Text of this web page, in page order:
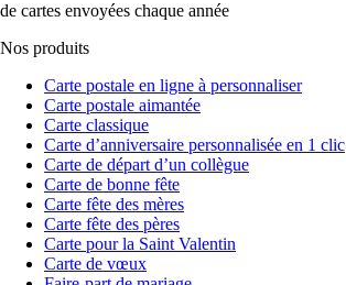
de cartes envoyées chaque année
Nos produits
Carte postale en ligne à personnaliser
Carte postale aimantée
Carte classique
Carte d’anniversaire personnalisée en 1 clic
Carte de départ d’un collègue
Carte de bonne fête
Carte fête des mères
Carte fête des pères
Carte pour la Saint Valentin
Carte de vœux